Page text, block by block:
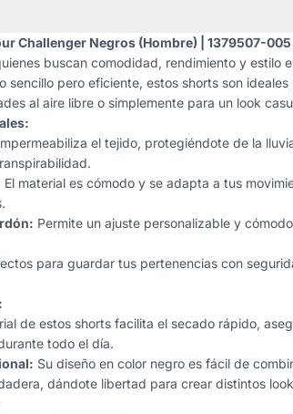
Challenger Negros (Hombre) | 1379507-005
buscan comodidad, rendimiento y estilo
sencillo pero eficiente, estos shorts son ideales
al aire libre o simplemente para un look
el tejido, protegiéndote de la
El material es cómodo y se adapta a tus
Permite un ajuste personalizable y
para guardar tus pertenencias con
de estos shorts facilita el secado rápido,
todo el día.
Su diseño en color negro es fácil de
dándote libertad para crear distintos